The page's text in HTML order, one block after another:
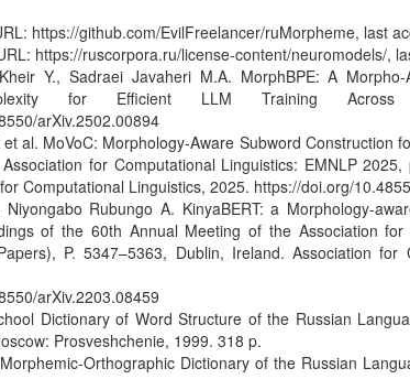
https://github.com/EvilFreelancer/ruMorpheme, last
https://ruscorpora.ru/license-content/neuromodels/,
Y., Sadraei Javaheri M.A. MorphBPE: A Morpho-
for Efficient LLM Training Across
arXiv.2502.00894
al. MoVoC: Morphology-Aware Subword Construction
for Computational Linguistics: EMNLP
Computational Linguistics, 2025. https://doi.org/
Rubungo A. KinyaBERT: a Morphology-
of the 60th Annual Meeting of the Association for
P. 5347–5363, Dublin, Ireland. Association for
arXiv.2203.08459
Dictionary of Word Structure of the Russian
Prosveshchenie, 1999. 318 p.
Orthographic Dictionary of the Russian